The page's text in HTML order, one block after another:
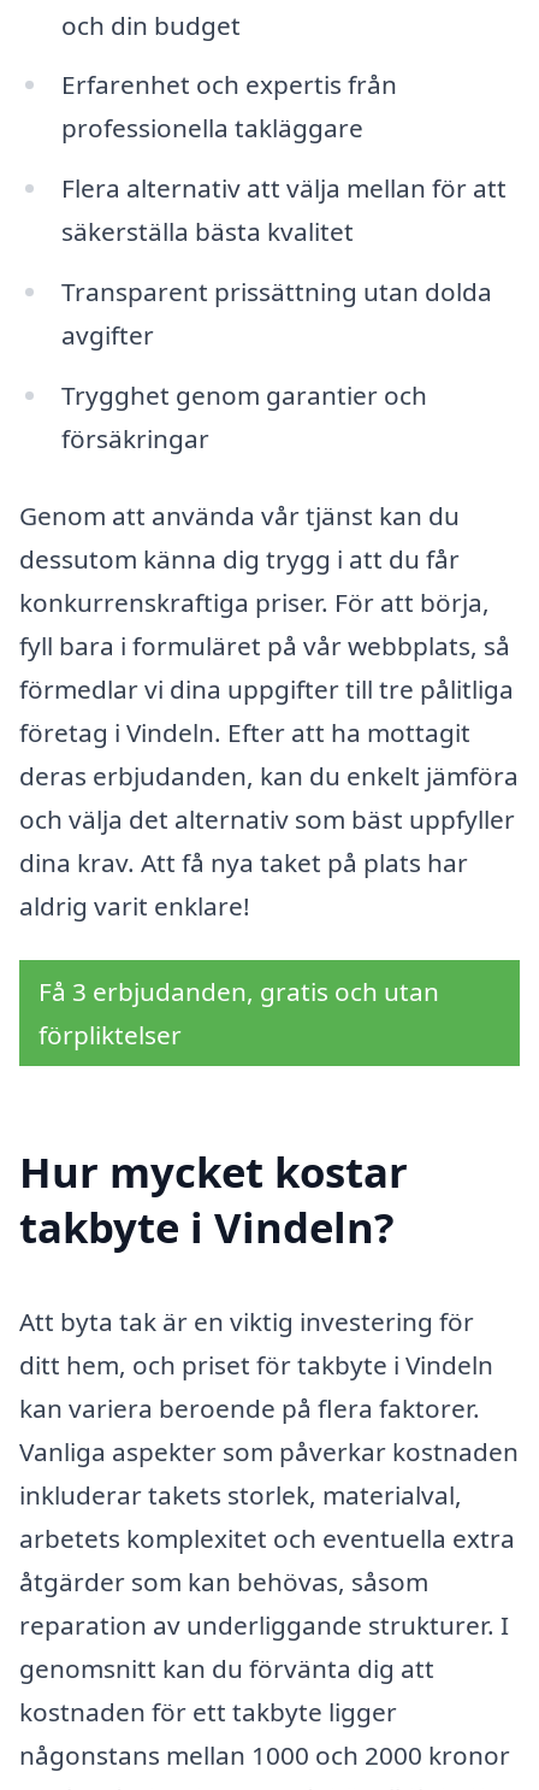
och din budget
Erfarenhet och expertis från
professionella takläggare
Flera alternativ att välja mellan för att
säkerställa bästa kvalitet
Transparent prissättning utan dolda
avgifter
Trygghet genom garantier och
försäkringar
Genom att använda vår tjänst kan du
dessutom känna dig trygg i att du får
konkurrenskraftiga priser. För att börja,
fyll bara i formuläret på vår webbplats, så
förmedlar vi dina uppgifter till tre pålitliga
företag i Vindeln. Efter att ha mottagit
deras erbjudanden, kan du enkelt jämföra
och välja det alternativ som bäst uppfyller
dina krav. Att få nya taket på plats har
aldrig varit enklare!
Få 3 erbjudanden, gratis och utan
förpliktelser
Hur mycket kostar
takbyte i Vindeln?
Att byta tak är en viktig investering för
ditt hem, och priset för takbyte i Vindeln
kan variera beroende på flera faktorer.
Vanliga aspekter som påverkar kostnaden
inkluderar takets storlek, materialval,
arbetets komplexitet och eventuella extra
åtgärder som kan behövas, såsom
reparation av underliggande strukturer. I
genomsnitt kan du förvänta dig att
kostnaden för ett takbyte ligger
någonstans mellan 1000 och 2000 kronor